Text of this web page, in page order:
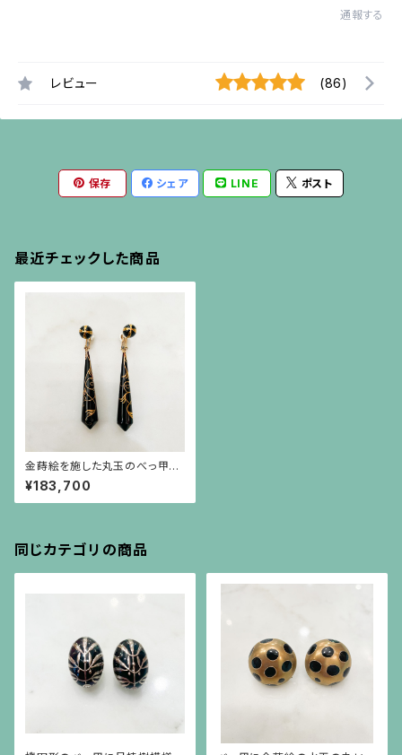
通報する
レビュー (86)
保存 シェア LINE ポスト
最近チェックした商品
金蒔絵を施した丸玉のべっ甲下
に植物模様を描いた円錐形のべ
っ甲が揺れるイヤリング
¥183,700
同じカテゴリの商品